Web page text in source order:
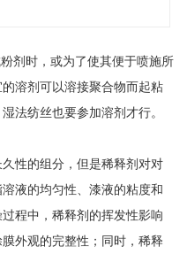
剂时，或为了使其便于喷施所
溶剂可以溶接聚合物而起粘
法纺丝也要参加溶剂才行。
性的组分，但是稀释剂对对
液的均匀性、漆液的粘度和
程中，稀释剂的挥发性影响
外观的完整性；同时，稀释